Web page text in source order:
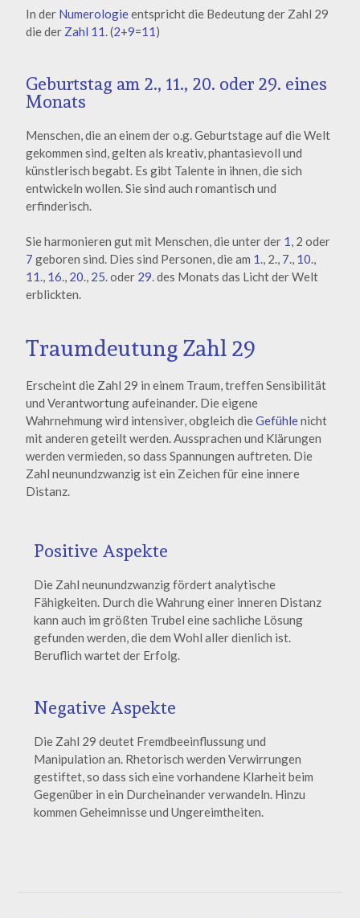
In der Numerologieentspricht die Bedeutung der Zahl 29
die der Zahl 11. (2+9=11)
Geburtstag am 2., 11., 20. oder 29. eines
Monats
Menschen, die an einem der o.g. Geburtstage auf die Welt
gekommen sind, gelten als kreativ, phantasievoll und
künstlerisch begabt. Es gibt Talente in ihnen, die sich
entwickeln wollen. Sie sind auch romantisch und
erfinderisch.
Sie harmonieren gut mit Menschen, die unter der 1, 2 oder
7 geboren sind. Dies sind Personen, die am 1., 2., 7., 10.,
11., 16., 20., 25. oder 29. des Monats das Licht der Welt
erblickten.
Traumdeutung Zahl 29
Erscheint die Zahl 29 in einem Traum, treffen Sensibilität
und Verantwortung aufeinander. Die eigene
Wahrnehmung wird intensiver, obgleich dieGefühlenicht
mit anderen geteilt werden. Aussprachen und Klärungen
werden vermieden, so dass Spannungen auftreten. Die
Zahl neunundzwanzig ist ein Zeichen für eine innere
Distanz.
Positive Aspekte
Die Zahl neunundzwanzig fördert analytische
Fähigkeiten. Durch die Wahrung einer inneren Distanz
kann auch im größten Trubel eine sachliche Lösung
gefunden werden, die dem Wohl aller dienlich ist.
Beruflich wartet der Erfolg.
Negative Aspekte
Die Zahl 29 deutet Fremdbeeinflussung und
Manipulation an. Rhetorisch werden Verwirrungen
gestiftet, so dass sich eine vorhandene Klarheit beim
Gegenüber in ein Durcheinander verwandeln. Hinzu
kommen Geheimnisse und Ungereimtheiten.